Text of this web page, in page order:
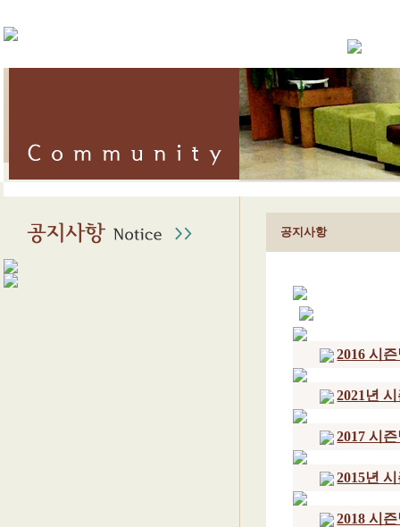
공지사항
2016 시
2021년
2017 시
2015년
2018 시